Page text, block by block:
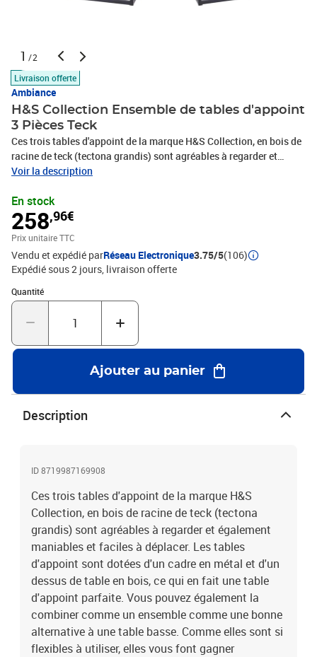
1 /2
Livraison offerte
Ambiance
H&S Collection Ensemble de tables d'appoint
3 Pièces Teck
Ces trois tables d'appoint de la marque H&S Collection, en bois de
racine de teck (tectona grandis) sont agréables à regarder et
également maniables et faciles à déplacer. Les tables d'appoint
qui en fait une table d'appoint parfaite. Vous pouvez également la
combiner comme un ensemble comme une bonne alternative à une
table basse. Comme elles sont si flexibles à utiliser, elles vous font
gagner beaucoup d'espace et ont l'air accueillant et tendance
!Matériau : teck, métalDimensions de la petite table : 30,5 x 30,5 x
34,5 cm (L x l x H)Dimensions de la table de taille moyenne : 35,5 x
35,5 x 36,5 cm (L x l x H)Dimensions de la grande table : 40,5 x 40,5
x 43 cm (L x l x H)La livraison contient :3 x table
Voir la description
En stock
258,96€
Prix unitaire TTC
Vendu et expédié parRéseau Electronique3.75/5(106)
Expédié sous 2 jours livraison offerte
Quantité
Quantité : 1
Ajouter au panier
Description
ID 8719987169908
Ces trois tables d'appoint de la marque H&S
Collection, en bois de racine de teck (tectona
grandis) sont agréables à regarder et également
maniables et faciles à déplacer. Les tables
d'appoint sont dotées d'un cadre en métal et d'un
dessus de table en bois, ce qui en fait une table
d'appoint parfaite. Vous pouvez également la
combiner comme un ensemble comme une bonne
alternative à une table basse. Comme elles sont si
flexibles à utiliser, elles vous font gagner